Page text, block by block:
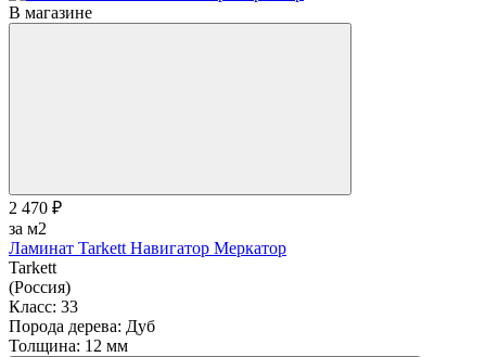
В магазине
2 470 ₽
за м2
Ламинат Tarkett Навигатор Меркатор
Tarkett
(Россия)
Класс: 33
Порода дерева: Дуб
Толщина: 12 мм